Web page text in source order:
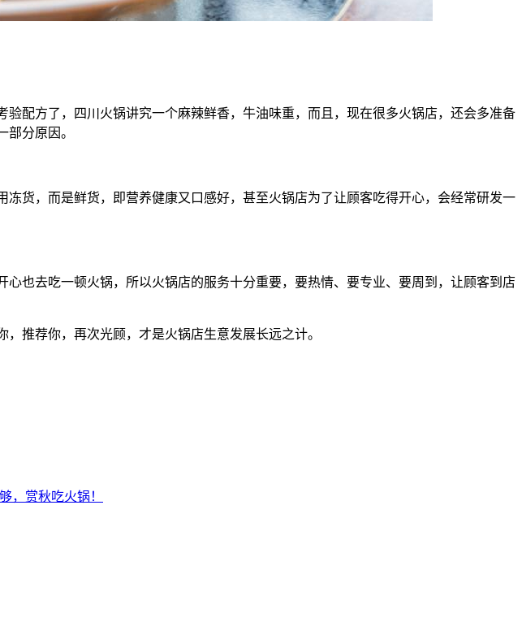
配方了，四川火锅讲究一个麻辣鲜香，牛油味重，而且，现在很多火锅店，还会多准备
分原因。
冻货，而是鲜货，即营养健康又口感好，甚至火锅店为了让顾客吃得开心，会经常研发一
也去吃一顿火锅，所以火锅店的服务十分重要，要热情、要专业、要周到，让顾客到店
推荐你，再次光顾，才是火锅店生意发展长远之计。
，赏秋吃火锅！